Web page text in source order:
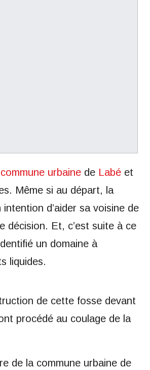
commune urbaine de Labé et
Même si au départ, la
d’aider sa voisine de
décision. Et, c’est suite à ce
un domaine à
liquides.
de cette fosse devant
procédé au coulage de la
de la commune urbaine de